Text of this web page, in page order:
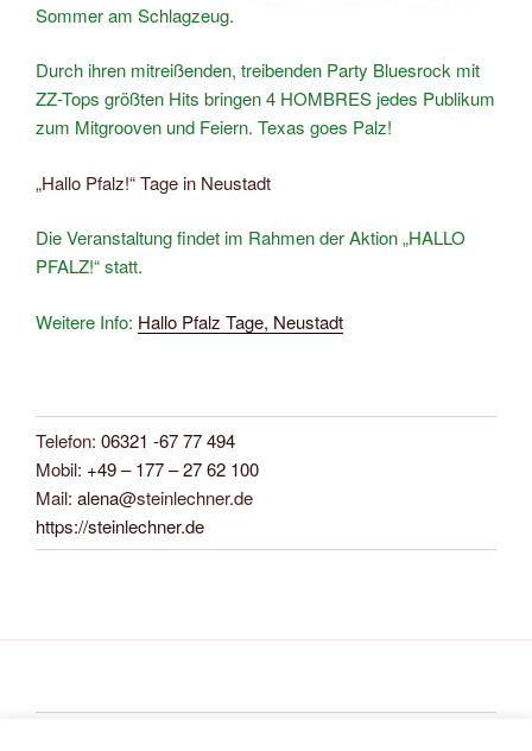
Sommer am Schlagzeug.
Durch ihren mitreißenden, treibenden Party Bluesrock mit
ZZ-Tops größten Hits bringen 4 HOMBRES jedes Publikum
zum Mitgrooven und Feiern. Texas goes Palz!
„Hallo Pfalz!“ Tage in Neustadt
Die Veranstaltung findet im Rahmen der Aktion „HALLO
PFALZ!“ statt.
Weitere Info: Hallo Pfalz Tage, Neustadt
Telefon: 06321 -67 77 494
Mobil: +49 – 177 – 27 62 100
Mail: alena@steinlechner.de
https://steinlechner.de